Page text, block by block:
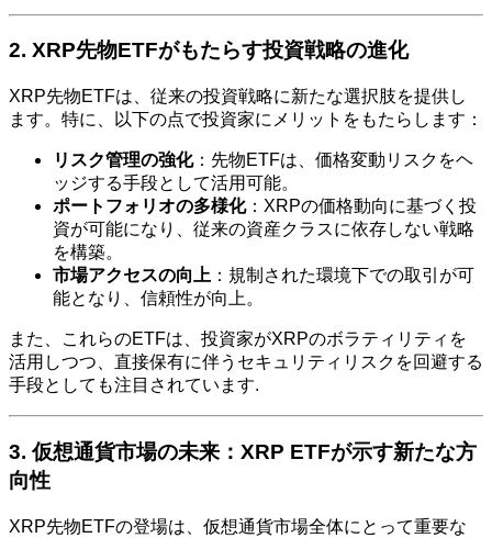
2. XRP先物ETFがもたらす投資戦略の進化
XRP先物ETFは、従来の投資戦略に新たな選択肢を提供し
ます。特に、以下の点で投資家にメリットをもたらします：
リスク管理の強化：先物ETFは、価格変動リスクをヘ
ッジする手段として活用可能。
ポートフォリオの多様化：XRPの価格動向に基づく投
資が可能になり、従来の資産クラスに依存しない戦略
を構築。
市場アクセスの向上 ：規制された環境下での取引が可
能となり、信頼性が向上。
また、これらのETFは、投資家がXRPのボラティリティを
活用しつつ、直接保有に伴うセキュリティリスクを回避する
手段としても注目されています.
3. 仮想通貨市場の未来：XRP ETFが示す新たな方
向性
XRP先物ETFの登場は、仮想通貨市場全体にとって重要な